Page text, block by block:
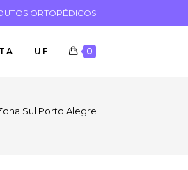
ORTOPÉDICOS
UF 0
Sul Porto Alegre RS